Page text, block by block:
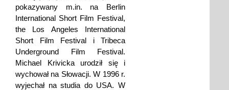
pokazywany m.in. na Berlin
International Short Film Festival,
the Los Angeles International
Short Film Festival i Tribeca
Underground Film Festival.
Michael Krivicka urodził się i
wychował na Słowacji. W 1996 r.
wyjechał na studia do USA. W